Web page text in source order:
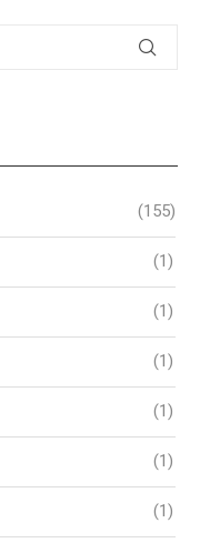
(155)
(1)
(1)
(1)
(1)
(1)
(1)